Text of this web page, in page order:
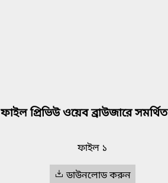
ফাইল প্রিভিউ ওয়েব ব্রাউজারে
ফাইল ১
ডাউনলোড করুন